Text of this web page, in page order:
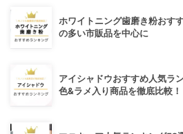
ホワイトニング歯磨き粉おす
の多い市販品を中心に
アイシャドウおすすめ人気ラ
色&ラメ入り商品を徹底比較！